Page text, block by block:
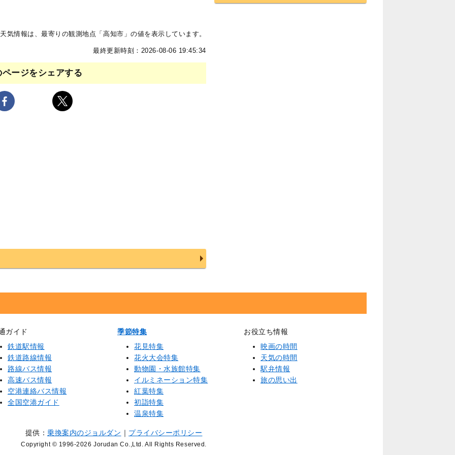
気情報は、最寄りの観測地点「高知市」の値を表示しています。
最終更新時刻：2026-08-06 19:45:34
ページをシェアする
ガイド
鉄道駅情報
鉄道路線情報
路線バス情報
高速バス情報
空港連絡バス情報
全国空港ガイド
季節特集
花見特集
花火大会特集
動物園・水族館特集
イルミネーション特集
紅葉特集
初詣特集
温泉特集
お役立ち情報
映画の時間
天気の時間
駅弁情報
旅の思い出
提供：乗換案内のジョルダン ｜ プライバシーポリシー
Copyright © 1996-2026 Jorudan Co.,Ltd. All Rights Reserved.